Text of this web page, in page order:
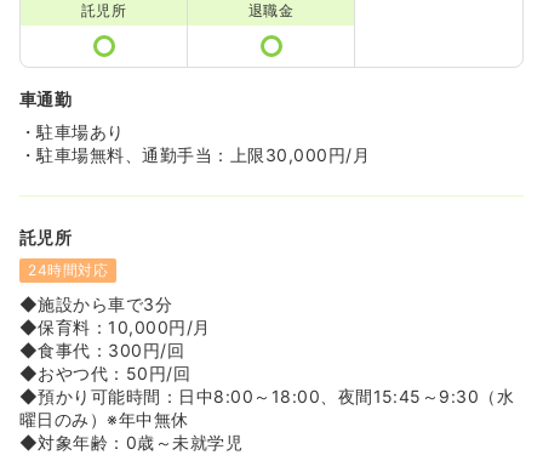
託児所 退職金
車通勤
・駐車場あり
・駐車場無料、通勤手当：上限30,000円/月
託児所
24時間対応
◆施設から車で3分
◆保育料：10,000円/月
◆食事代：300円/回
◆おやつ代：50円/回
◆預かり可能時間：日中8:00～18:00、夜間15:45～9:30（水
曜日のみ）※年中無休
◆対象年齢：0歳～未就学児